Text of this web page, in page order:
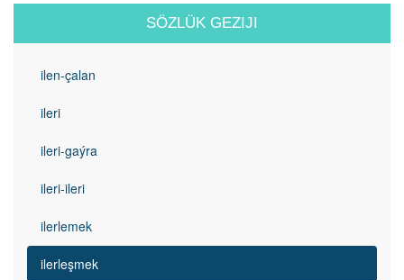
SÖZLÜK GEZIJI
ilen-çalan
ileri
ileri-gaýra
ileri-ileri
ilerlemek
ilerleşmek